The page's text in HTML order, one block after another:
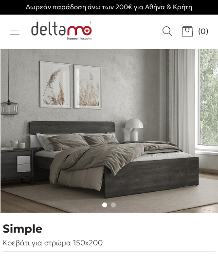
Δωρεάν παράδοση άνω των 200€ για Αθήνα & Κρήτη
(0)
Simple
Κρεβάτι για στρώμα 150x200